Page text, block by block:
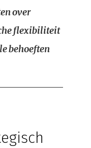
over
flexibiliteit
behoeften